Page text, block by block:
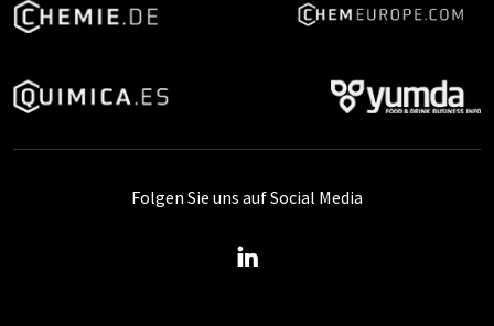
Folgen Sie uns auf Social Media